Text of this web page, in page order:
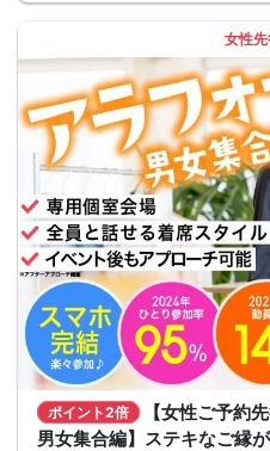
女性先
ポイント2倍
【女性ご予約
男女集合編】ステキなご縁